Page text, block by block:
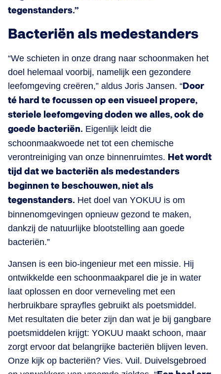
tegenstanders.”
Bacteriën als medestanders
“We schieten in onze drang naar schoonmaken het
doel helemaal voorbij, namelijk een gezondere
leefomgeving creëren,” aldus Joris Jansen. “ Door
té hard te focussen op een visueel propere,
steriele leefomgeving doden we alles, ook de
goede bacteriën. Eigenlijk leidt die
schoonmaakwoede net tot een chemische
verontreiniging van onze binnenruimtes. Het wordt
tijd dat we bacteriën als medestanders
beginnen te beschouwen, niet als
tegenstanders. Het doel van YOKUU is om
binnenomgevingen opnieuw gezond te maken,
dankzij de natuurlijke blootstelling aan goede
bacteriën.”
Jansen is een bio-ingenieur met een missie. Hij
ontwikkelde een schoonmaakparel die je in water
laat oplossen en door verneveling met een
herbruikbare sprayfles gebruikt als poetsmiddel.
Met resultaten die beter zijn dan wat je bij gangbare
poetsmiddelen krijgt: YOKUU maakt schoon, maar
zorgt ervoor dat belangrijke bacteriën blijven leven.
Onze kijk op bacteriën? Vies. Vuil. Duivelsgebroed